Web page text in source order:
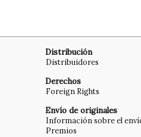
Distribución
Distribuidores
Derechos
Foreign Rights
Envío de originales
Información sobre el
Premios